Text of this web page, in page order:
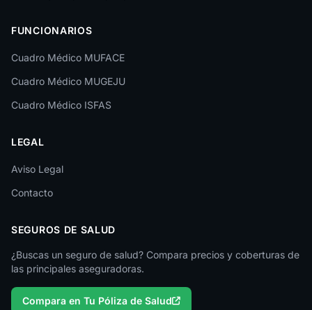
León
Lleida
Lugo
Málaga
Melilla
Murcia
Palencia
Pontevedra
FUNCIONARIOS
Cuadro Médico MUFACE
Cuadro Médico MUGEJU
Cuadro Médico ISFAS
LEGAL
Aviso Legal
Contacto
SEGUROS DE SALUD
¿Buscas un seguro de salud? Compara precios y coberturas de
las principales aseguradoras.
Compara en Tu Póliza de Salud